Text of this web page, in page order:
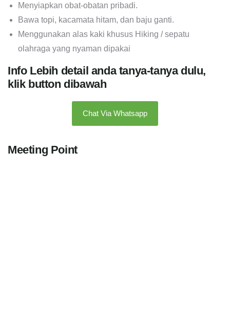
Menyiapkan obat-obatan pribadi.
Bawa topi, kacamata hitam, dan baju ganti.
Menggunakan alas kaki khusus Hiking / sepatu
olahraga yang nyaman dipakai
Info Lebih detail anda tanya-tanya dulu,
klik button dibawah
Chat Via Whatsapp
Meeting Point